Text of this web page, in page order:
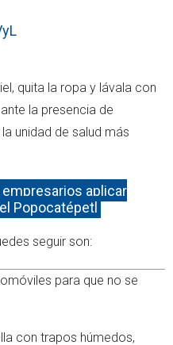
quita la ropa y lávala con
la presencia de
unidad de salud más
empresarios aplicar
Popocatépetl
seguir son:
para que no se
con trapos húmedos,